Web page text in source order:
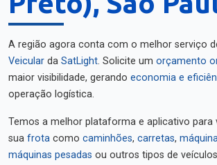
A região agora conta com o melhor serviço
Veicular da SatLight. Solicite um orçamento
maior visibilidade, gerando economia e
operação logística.
Temos a melhor plataforma e aplicativo
sua frota como caminhões, carretas,
máquinas pesadas ou outros tipos de